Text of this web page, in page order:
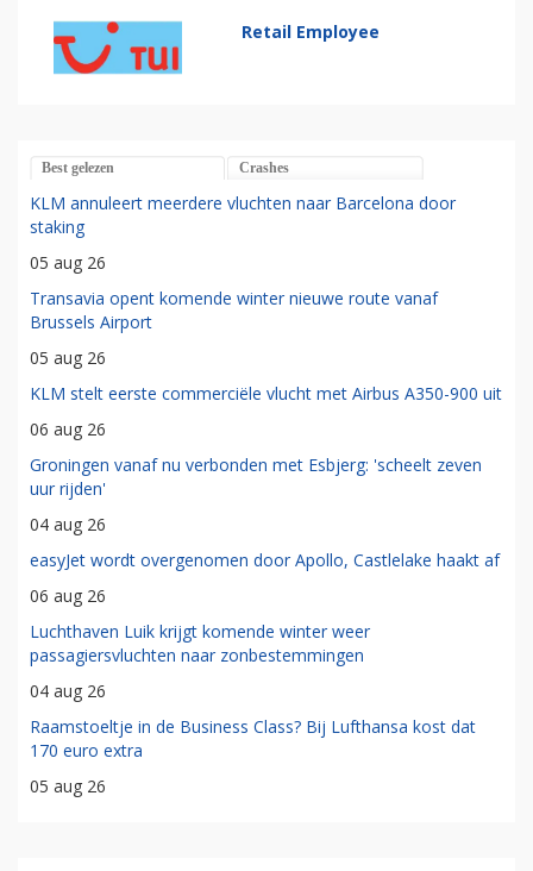
Retail Employee
Best gelezen Crashes
KLM annuleert meerdere vluchten naar Barcelona door
staking
05 aug 26
Transavia opent komende winter nieuwe route vanaf
Brussels Airport
05 aug 26
KLM stelt eerste commerciële vlucht met Airbus A350-900 uit
06 aug 26
Groningen vanaf nu verbonden met Esbjerg: 'scheelt zeven
uur rijden'
04 aug 26
easyJet wordt overgenomen door Apollo, Castlelake haakt af
06 aug 26
Luchthaven Luik krijgt komende winter weer
passagiersvluchten naar zonbestemmingen
04 aug 26
Raamstoeltje in de Business Class? Bij Lufthansa kost dat
170 euro extra
05 aug 26